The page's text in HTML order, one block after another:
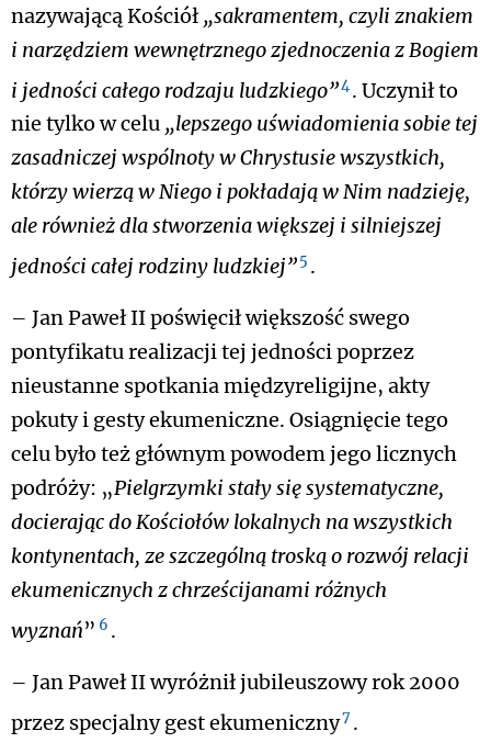
nazywającą Kościół„sakramentem, czyli znakiem
i narzędziem wewnętrznego zjednoczenia z Bogiem
i jedności całego rodzaju ludzkiego”4 . Uczynił to
nie tylko w celu „lepszego uświadomienia sobie tej
zasadniczej wspólnoty w Chrystusie wszystkich,
którzy wierzą w Niego i pokładają w Nim nadzieję,
ale również dla stworzenia większej i silniejszej
jedności całej rodziny ludzkiej”5 .
– Jan Paweł II poświęcił większość swego
pontyfikatu realizacji tej jedności poprzez
nieustanne spotkania międzyreligijne, akty
pokuty i gesty ekumeniczne. Osiągnięcie tego
celu było też głównym powodem jego licznych
podróży: „Pielgrzymki stały się systematyczne,
docierając do Kościołów lokalnych na wszystkich
kontynentach, ze szczególną troską o rozwój relacji
ekumenicznych z chrześcijanami różnych
wyznań” 6 .
– Jan Paweł II wyróżnił jubileuszowy rok 2000
przez specjalny gest ekumeniczny7 .